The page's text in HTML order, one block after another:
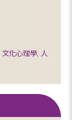
化心理學, 人